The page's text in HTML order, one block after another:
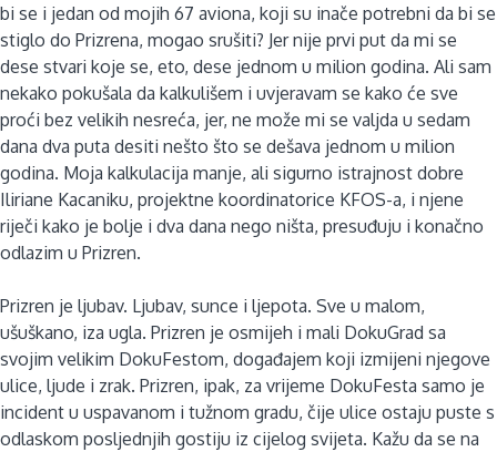
bi se i jedan od mojih 67 aviona, koji su inače potrebni da bi se
stiglo do Prizrena, mogao srušiti? Jer nije prvi put da mi se
dese stvari koje se, eto, dese jednom u milion godina. Ali sam
nekako pokušala da kalkulišem i uvjeravam se kako će sve
proći bez velikih nesreća, jer, ne može mi se valjda u sedam
dana dva puta desiti nešto što se dešava jednom u milion
godina. Moja kalkulacija manje, ali sigurno istrajnost dobre
Iliriane Kacaniku, projektne koordinatorice KFOS-a, i njene
riječi kako je bolje i dva dana nego ništa, presuđuju i konačno
odlazim u Prizren.
Prizren je ljubav. Ljubav, sunce i ljepota. Sve u malom,
ušuškano, iza ugla. Prizren je osmijeh i mali DokuGrad sa
svojim velikim DokuFestom, događajem koji izmijeni njegove
ulice, ljude i zrak. Prizren, ipak, za vrijeme DokuFesta samo je
incident u uspavanom i tužnom gradu, čije ulice ostaju puste s
odlaskom posljednjih gostiju iz cijelog svijeta. Kažu da se na